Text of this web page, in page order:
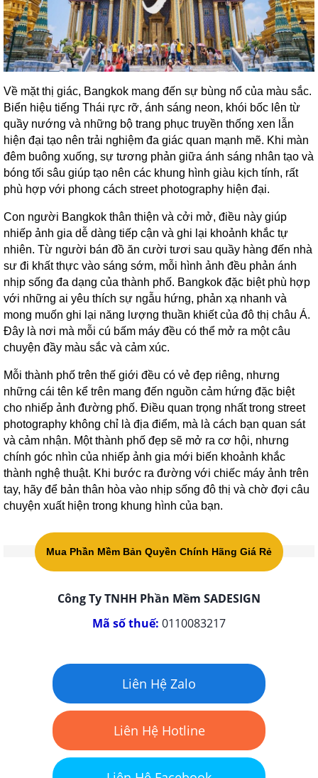
Về mặt thị giác, Bangkok mang đến sự bùng nổ của màu sắc.
Biển hiệu tiếng Thái rực rỡ, ánh sáng neon, khói bốc lên từ
quầy nướng và những bộ trang phục truyền thống xen lẫn
hiện đại tạo nên trải nghiệm đa giác quan mạnh mẽ. Khi màn
đêm buông xuống, sự tương phản giữa ánh sáng nhân tạo và
bóng tối sâu giúp tạo nên các khung hình giàu kịch tính, rất
phù hợp với phong cách street photography hiện đại.
Con người Bangkok thân thiện và cởi mở, điều này giúp
nhiếp ảnh gia dễ dàng tiếp cận và ghi lại khoảnh khắc tự
nhiên. Từ người bán đồ ăn cười tươi sau quầy hàng đến nhà
sư đi khất thực vào sáng sớm, mỗi hình ảnh đều phản ánh
nhịp sống đa dạng của thành phố. Bangkok đặc biệt phù hợp
với những ai yêu thích sự ngẫu hứng, phản xạ nhanh và
mong muốn ghi lại năng lượng thuần khiết của đô thị châu Á.
Đây là nơi mà mỗi cú bấm máy đều có thể mở ra một câu
chuyện đầy màu sắc và cảm xúc.
Mỗi thành phố trên thế giới đều có vẻ đẹp riêng, nhưng
những cái tên kể trên mang đến nguồn cảm hứng đặc biệt
cho nhiếp ảnh đường phố. Điều quan trọng nhất trong street
photography không chỉ là địa điểm, mà là cách bạn quan sát
và cảm nhận. Một thành phố đẹp sẽ mở ra cơ hội, nhưng
chính góc nhìn của nhiếp ảnh gia mới biến khoảnh khắc
thành nghệ thuật. Khi bước ra đường với chiếc máy ảnh trên
tay, hãy để bản thân hòa vào nhịp sống đô thị và chờ đợi câu
chuyện xuất hiện trong khung hình của bạn.
Mua Phần Mềm Bản Quyền Chính Hãng Giá Rẻ
Công Ty TNHH Phần Mềm SADESIGN
Mã số thuế: 0110083217
Liên Hệ Zalo
Liên Hệ Hotline